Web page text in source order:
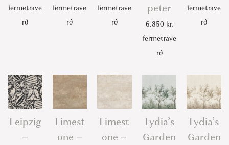
fermetrave
rð
fermetrave
rð
fermetrave
rð
peter
6.850 kr.
fermetrave
rð
fermetrave
rð
Leipzig
–
Limest
one –
Limest
one –
Lydia’s
Garden
Lydia’s
Garden